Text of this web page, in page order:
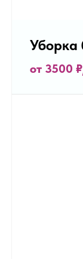
Уборка
от 3500